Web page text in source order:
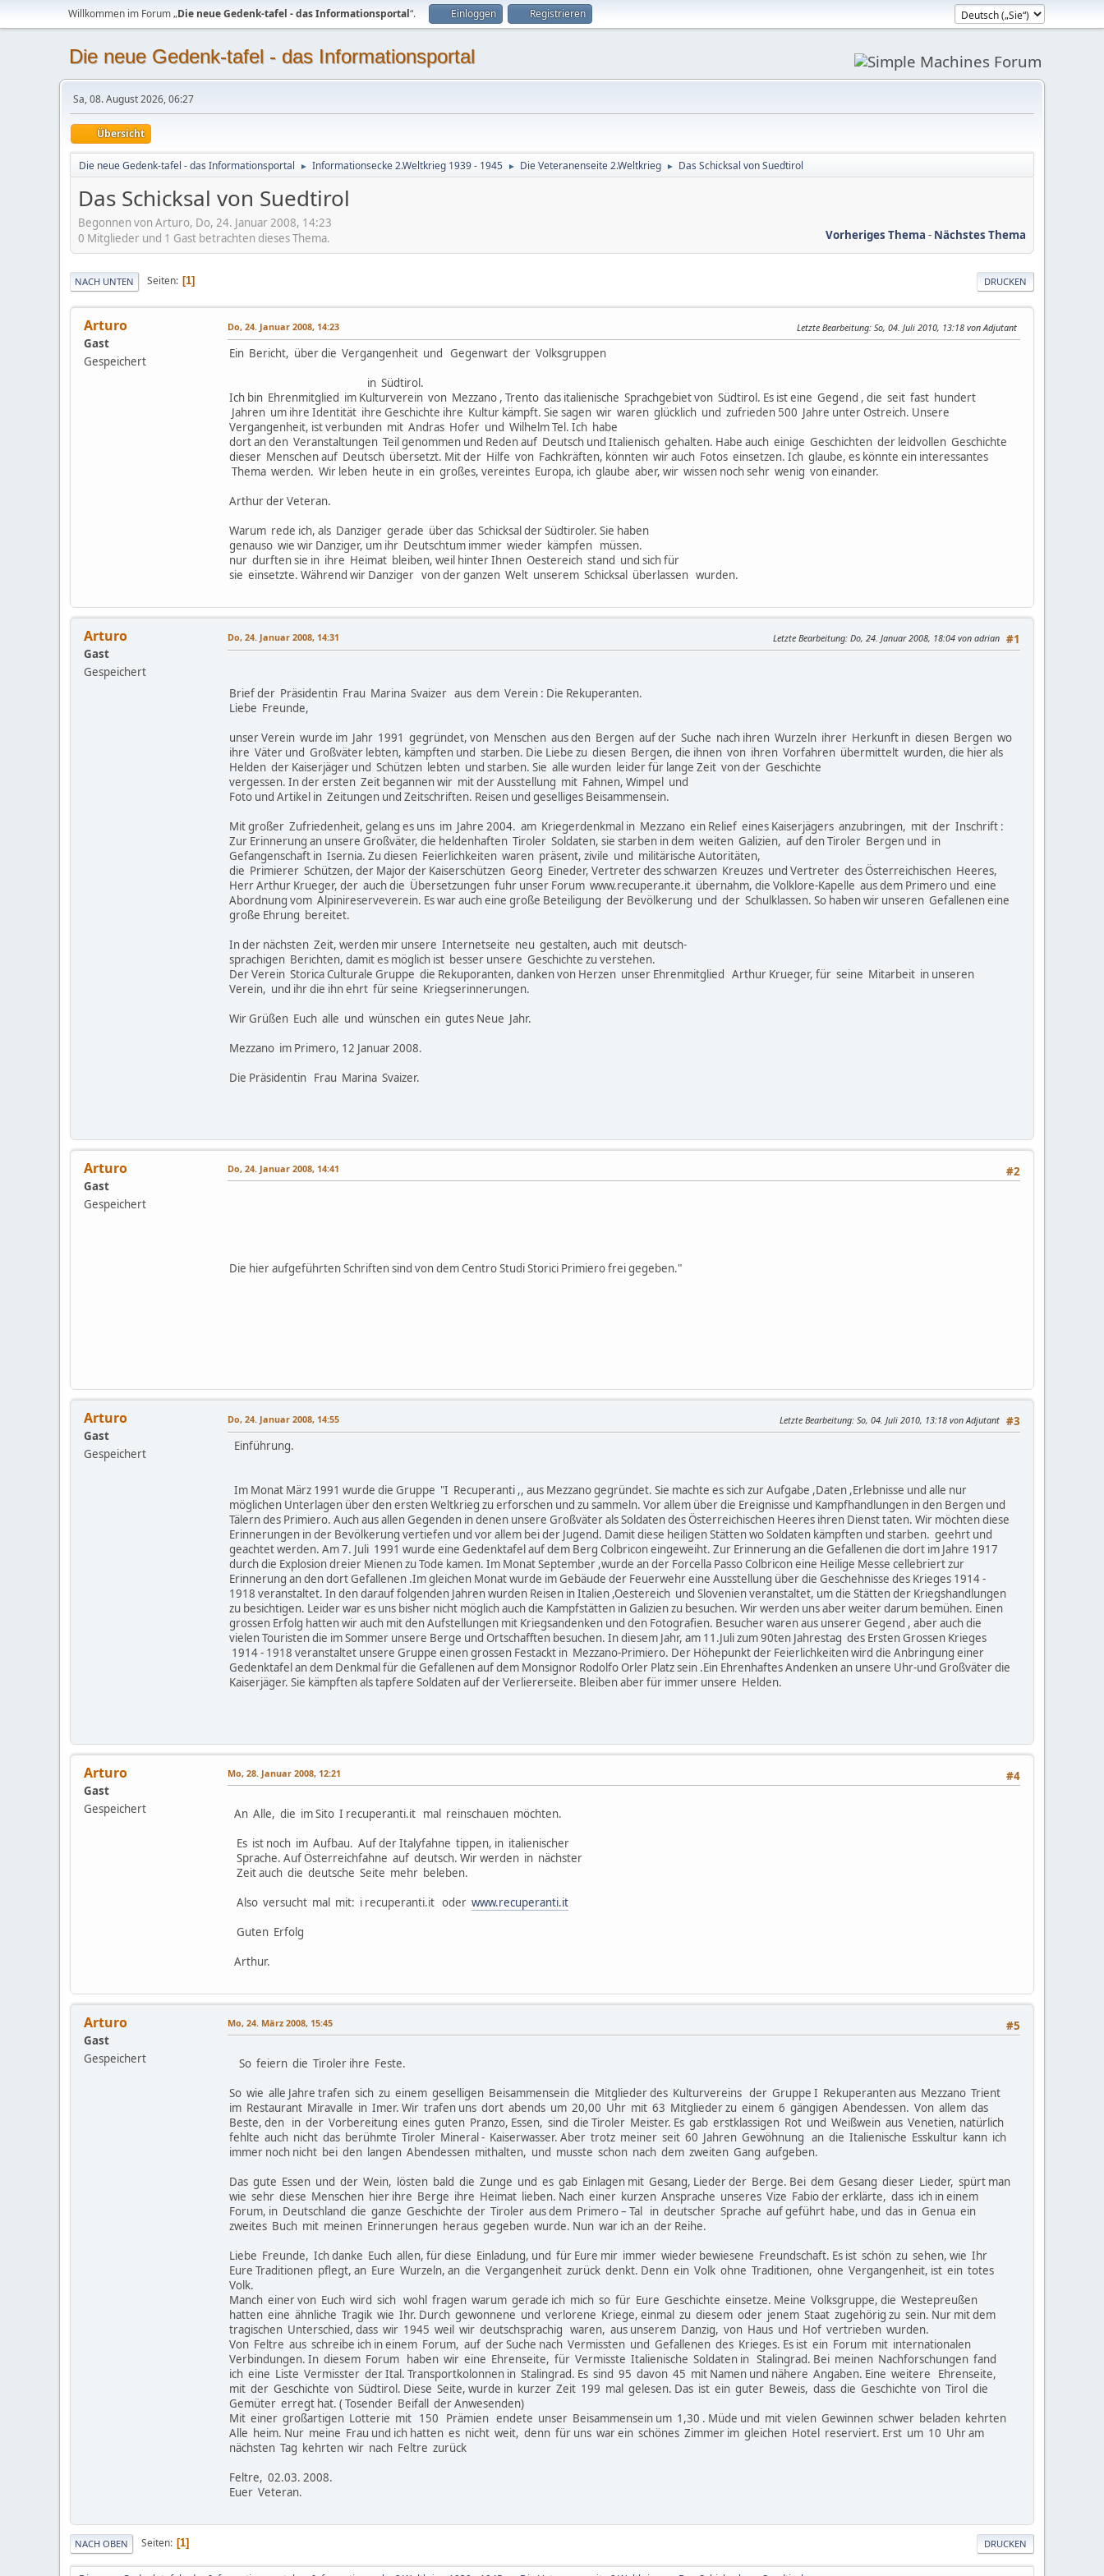
Willkommen im Forum „Die neue Gedenk-tafel - das Informationsportal“. Einloggen Registrieren
Die neue Gedenk-tafel - das Informationsportal
Sa, 08. August 2026, 06:27
Übersicht
Die neue Gedenk-tafel - das Informationsportal ► Informationsecke 2.Weltkrieg 1939 - 1945 ► Die Veteranenseite 2.Weltkrieg ► Das Schicksal von Suedtirol
Das Schicksal von Suedtirol
Begonnen von Arturo, Do, 24. Januar 2008, 14:23
Vorheriges Thema - Nächstes Thema
0 Mitglieder und 1 Gast betrachten dieses Thema.
DRUCKEN
NACH UNTEN Seiten 1
Arturo
Gast
Gespeichert
Do, 24. Januar 2008, 14:23 Letzte Bearbeitung: So, 04. Juli 2010, 13:18 von Adjutant
Ein Bericht, über die Vergangenheit und Gegenwart der Volksgruppen
in Südtirol.
Ich bin Ehrenmitglied im Kulturverein von Mezzano , Trento das italienische Sprachgebiet von Südtirol. Es ist eine Gegend , die seit fast hundert
Jahren um ihre Identität ihre Geschichte ihre Kultur kämpft. Sie sagen wir waren glücklich und zufrieden 500 Jahre unter Ostreich. Unsere
Vergangenheit, ist verbunden mit Andras Hofer und Wilhelm Tel. Ich habe
dort an den Veranstaltungen Teil genommen und Reden auf Deutsch und Italienisch gehalten. Habe auch einige Geschichten der leidvollen Geschichte
dieser Menschen auf Deutsch übersetzt. Mit der Hilfe von Fachkräften, könnten wir auch Fotos einsetzen. Ich glaube, es könnte ein interessantes
Thema werden. Wir leben heute in ein großes, vereintes Europa, ich glaube aber, wir wissen noch sehr wenig von einander.
Arthur der Veteran.
Warum rede ich, als Danziger gerade über das Schicksal der Südtiroler. Sie haben
genauso wie wir Danziger, um ihr Deutschtum immer wieder kämpfen müssen.
nur durften sie in ihre Heimat bleiben, weil hinter Ihnen Oestereich stand und sich für
sie einsetzte. Während wir Danziger von der ganzen Welt unserem Schicksal überlassen wurden.
Arturo
Gast
Gespeichert
#1
Do, 24. Januar 2008, 14:31 Letzte Bearbeitung: Do, 24. Januar 2008, 18:04 von adrian
Brief der Präsidentin Frau Marina Svaizer aus dem Verein : Die Rekuperanten.
Liebe Freunde,
unser Verein wurde im Jahr 1991 gegründet, von Menschen aus den Bergen auf der Suche nach ihren Wurzeln ihrer Herkunft in diesen Bergen wo
ihre Väter und Großväter lebten, kämpften und starben. Die Liebe zu diesen Bergen, die ihnen von ihren Vorfahren übermittelt wurden, die hier als
Helden der Kaiserjäger und Schützen lebten und starben. Sie alle wurden leider für lange Zeit von der Geschichte
vergessen. In der ersten Zeit begannen wir mit der Ausstellung mit Fahnen, Wimpel und
Foto und Artikel in Zeitungen und Zeitschriften. Reisen und geselliges Beisammensein.
Mit großer Zufriedenheit, gelang es uns im Jahre 2004. am Kriegerdenkmal in Mezzano ein Relief eines Kaiserjägers anzubringen, mit der Inschrift :
Zur Erinnerung an unsere Großväter, die heldenhaften Tiroler Soldaten, sie starben in dem weiten Galizien, auf den Tiroler Bergen und in
Gefangenschaft in Isernia. Zu diesen Feierlichkeiten waren präsent, zivile und militärische Autoritäten,
die Primierer Schützen, der Major der Kaiserschützen Georg Eineder, Vertreter des schwarzen Kreuzes und Vertreter des Österreichischen Heeres,
Herr Arthur Krueger, der auch die Übersetzungen fuhr unser Forum www.recuperante.it übernahm, die Volklore-Kapelle aus dem Primero und eine
Abordnung vom Alpinireserveverein. Es war auch eine große Beteiligung der Bevölkerung und der Schulklassen. So haben wir unseren Gefallenen eine
große Ehrung bereitet.
In der nächsten Zeit, werden mir unsere Internetseite neu gestalten, auch mit deutsch-
sprachigen Berichten, damit es möglich ist besser unsere Geschichte zu verstehen.
Der Verein Storica Culturale Gruppe die Rekuporanten, danken von Herzen unser Ehrenmitglied Arthur Krueger, für seine Mitarbeit in unseren
Verein, und ihr die ihn ehrt für seine Kriegserinnerungen.
Wir Grüßen Euch alle und wünschen ein gutes Neue Jahr.
Mezzano im Primero, 12 Januar 2008.
Die Präsidentin Frau Marina Svaizer.
Arturo
Gast
Gespeichert
#2
Do, 24. Januar 2008, 14:41
Die hier aufgeführten Schriften sind von dem Centro Studi Storici Primiero frei gegeben."
Arturo
Gast
Gespeichert
#3
Do, 24. Januar 2008, 14:55 Letzte Bearbeitung: So, 04. Juli 2010, 13:18 von Adjutant
Einführung.
Im Monat März 1991 wurde die Gruppe "I Recuperanti ,, aus Mezzano gegründet. Sie machte es sich zur Aufgabe ,Daten ,Erlebnisse und alle nur
möglichen Unterlagen über den ersten Weltkrieg zu erforschen und zu sammeln. Vor allem über die Ereignisse und Kampfhandlungen in den Bergen und
Tälern des Primiero. Auch aus allen Gegenden in denen unsere Großväter als Soldaten des Österreichischen Heeres ihren Dienst taten. Wir möchten diese
Erinnerungen in der Bevölkerung vertiefen und vor allem bei der Jugend. Damit diese heiligen Stätten wo Soldaten kämpften und starben. geehrt und
geachtet werden. Am 7. Juli 1991 wurde eine Gedenktafel auf dem Berg Colbricon eingeweiht. Zur Erinnerung an die Gefallenen die dort im Jahre 1917
durch die Explosion dreier Mienen zu Tode kamen. Im Monat September ,wurde an der Forcella Passo Colbricon eine Heilige Messe cellebriert zur
Erinnerung an den dort Gefallenen .Im gleichen Monat wurde im Gebäude der Feuerwehr eine Ausstellung über die Geschehnisse des Krieges 1914 -
1918 veranstaltet. In den darauf folgenden Jahren wurden Reisen in Italien ,Oestereich und Slovenien veranstaltet, um die Stätten der Kriegshandlungen
zu besichtigen. Leider war es uns bisher nicht möglich auch die Kampfstätten in Galizien zu besuchen. Wir werden uns aber weiter darum bemühen. Einen
grossen Erfolg hatten wir auch mit den Aufstellungen mit Kriegsandenken und den Fotografien. Besucher waren aus unserer Gegend , aber auch die
vielen Touristen die im Sommer unsere Berge und Ortschafften besuchen. In diesem Jahr, am 11.Juli zum 90ten Jahrestag des Ersten Grossen Krieges
1914 - 1918 veranstaltet unsere Gruppe einen grossen Festackt in Mezzano-Primiero. Der Höhepunkt der Feierlichkeiten wird die Anbringung einer
Gedenktafel an dem Denkmal für die Gefallenen auf dem Monsignor Rodolfo Orler Platz sein .Ein Ehrenhaftes Andenken an unsere Uhr-und Großväter die
Kaiserjäger. Sie kämpften als tapfere Soldaten auf der Verliererseite. Bleiben aber für immer unsere Helden.
Arturo
Gast
Gespeichert
#4
Mo, 28. Januar 2008, 12:21
An Alle, die im Sito I recuperanti.it mal reinschauen möchten.
Es ist noch im Aufbau. Auf der Italyfahne tippen, in italienischer
Sprache. Auf Österreichfahne auf deutsch. Wir werden in nächster
Zeit auch die deutsche Seite mehr beleben.
Also versucht mal mit: i recuperanti.it oder www.recuperanti.it
Guten Erfolg
Arthur.
Arturo
Gast
Gespeichert
#5
Mo, 24. März 2008, 15:45
So feiern die Tiroler ihre Feste.
So wie alle Jahre trafen sich zu einem geselligen Beisammensein die Mitglieder des Kulturvereins der Gruppe I Rekuperanten aus Mezzano Trient
im Restaurant Miravalle in Imer. Wir trafen uns dort abends um 20,00 Uhr mit 63 Mitglieder zu einem 6 gängigen Abendessen. Von allem das
Beste, den in der Vorbereitung eines guten Pranzo, Essen, sind die Tiroler Meister. Es gab erstklassigen Rot und Weißwein aus Venetien, natürlich
fehlte auch nicht das berühmte Tiroler Mineral - Kaiserwasser. Aber trotz meiner seit 60 Jahren Gewöhnung an die Italienische Esskultur kann ich
immer noch nicht bei den langen Abendessen mithalten, und musste schon nach dem zweiten Gang aufgeben.
Das gute Essen und der Wein, lösten bald die Zunge und es gab Einlagen mit Gesang, Lieder der Berge. Bei dem Gesang dieser Lieder, spürt man
wie sehr diese Menschen hier ihre Berge ihre Heimat lieben. Nach einer kurzen Ansprache unseres Vize Fabio der erklärte, dass ich in einem
Forum, in Deutschland die ganze Geschichte der Tiroler aus dem Primero – Tal in deutscher Sprache auf geführt habe, und das in Genua ein
zweites Buch mit meinen Erinnerungen heraus gegeben wurde. Nun war ich an der Reihe.
Liebe Freunde, Ich danke Euch allen, für diese Einladung, und für Eure mir immer wieder bewiesene Freundschaft. Es ist schön zu sehen, wie Ihr
Eure Traditionen pflegt, an Eure Wurzeln, an die Vergangenheit zurück denkt. Denn ein Volk ohne Traditionen, ohne Vergangenheit, ist ein totes
Volk.
Manch einer von Euch wird sich wohl fragen warum gerade ich mich so für Eure Geschichte einsetze. Meine Volksgruppe, die Westepreußen
hatten eine ähnliche Tragik wie Ihr. Durch gewonnene und verlorene Kriege, einmal zu diesem oder jenem Staat zugehörig zu sein. Nur mit dem
tragischen Unterschied, dass wir 1945 weil wir deutschsprachig waren, aus unserem Danzig, von Haus und Hof vertrieben wurden.
Von Feltre aus schreibe ich in einem Forum, auf der Suche nach Vermissten und Gefallenen des Krieges. Es ist ein Forum mit internationalen
Verbindungen. In diesem Forum haben wir eine Ehrenseite, für Vermisste Italienische Soldaten in Stalingrad. Bei meinen Nachforschungen fand
ich eine Liste Vermisster der Ital. Transportkolonnen in Stalingrad. Es sind 95 davon 45 mit Namen und nähere Angaben. Eine weitere Ehrenseite,
mit der Geschichte von Südtirol. Diese Seite, wurde in kurzer Zeit 199 mal gelesen. Das ist ein guter Beweis, dass die Geschichte von Tirol die
Gemüter erregt hat. ( Tosender Beifall der Anwesenden)
Mit einer großartigen Lotterie mit 150 Prämien endete unser Beisammensein um 1,30 . Müde und mit vielen Gewinnen schwer beladen kehrten
Alle heim. Nur meine Frau und ich hatten es nicht weit, denn für uns war ein schönes Zimmer im gleichen Hotel reserviert. Erst um 10 Uhr am
nächsten Tag kehrten wir nach Feltre zurück
Feltre, 02.03. 2008.
Euer Veteran.
DRUCKEN
NACH OBEN Seiten 1